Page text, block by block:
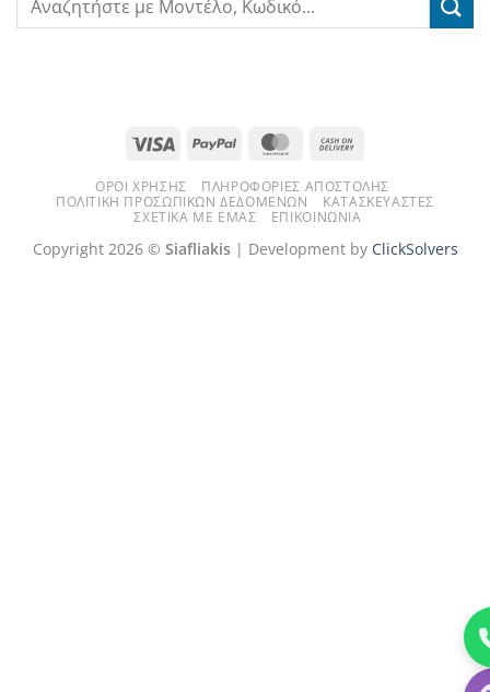
Visa PayPal MasterCard
Delivery
ΌΡΟΙ ΧΡΉΣΗΣ
ΠΛΗΡΟΦΟΡΊΕΣ ΑΠΟΣΤΟΛΉΣ
ΠΟΛΙΤΙΚΉ ΠΡΟΣΩΠΙΚΏΝ ΔΕΔΟΜΈΝΩΝ
ΚΑΤΑΣΚΕΥΑΣΤΈΣ
ΣΧΕΤΙΚΆ ΜΕ ΕΜΆΣ
ΕΠΙΚΟΙΝΩΝΊΑ
Copyright 2026 © Siafliakis| Development by ClickSolvers